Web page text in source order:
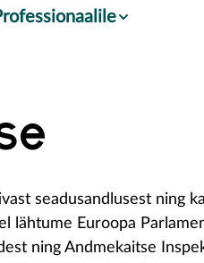
seadusandlusest ning
lähtume Euroopa
ning Andmekaitse